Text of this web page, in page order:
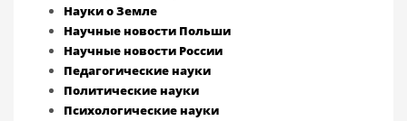
Науки о Земле
Научные новости Польши
Научные новости России
Педагогические науки
Политические науки
Психологические науки